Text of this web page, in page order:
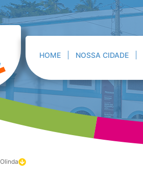
HOME NOSSA CIDADE